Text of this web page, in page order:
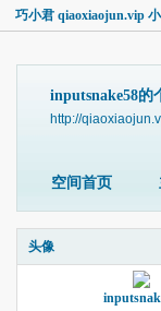
巧小君 qiaoxiaojun.vip
inputsnake58的
http://
空间首页
头像